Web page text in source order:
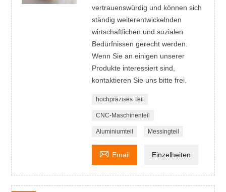
vertrauenswürdig und können sich
ständig weiterentwickelnden
wirtschaftlichen und sozialen
Bedürfnissen gerecht werden.
Wenn Sie an einigen unserer
Produkte interessiert sind,
kontaktieren Sie uns bitte frei.
hochpräzises Teil
CNC-Maschinenteil
Aluminiumteil Messingteil
 Email Einzelheiten